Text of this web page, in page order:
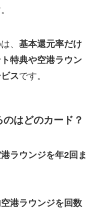
、 基本還元率だけ
特典や空港ラウン
スです。
はどのカード？
ラウンジを年2回ま
空港ラウンジを回数